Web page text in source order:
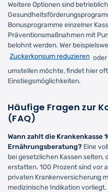
Weitere Optionen sind
Bonusprogramme einzelner
Präventionsmaßnahmen mit
belohnt werden. Wer
Zuckerkonsum reduzieren
umstellen möchte, findet hier
Einstiegsmöglichkeiten.
Häufige Fragen zur
(FAQ)
Wann zahlt die Krankenkasse
Ernährungsberatung? Eine
bei gesetzlichen Kassen selten,
erstatten. 100 Prozent sind vor
privaten Krankenversicherung
medizinische Indikation vorliegt.